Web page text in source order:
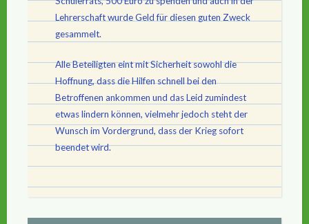
Lehrerschaft wurde Geld für diesen guten Zweck
gesammelt.
Alle Beteiligten eint mit Sicherheit sowohl die
Hoffnung, dass die Hilfen schnell bei den
Betroffenen ankommen und das Leid zumindest
etwas lindern können, vielmehr jedoch steht der
Wunsch im Vordergrund, dass der Krieg sofort
beendet wird.